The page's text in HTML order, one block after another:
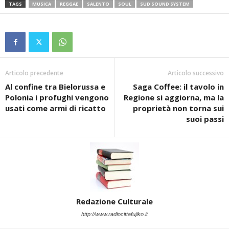
TAGS MUSICA REGGAE SALENTO SOUL SUD SOUND SYSTEM
Articolo precedente
Al confine tra Bielorussa e
Polonia i profughi vengono
usati come armi di ricatto
Articolo successivo
Saga Coffee: il tavolo in
Regione si aggiorna, ma la
proprietà non torna sui
suoi passi
Redazione Culturale
http://www.radiocittafujiko.it